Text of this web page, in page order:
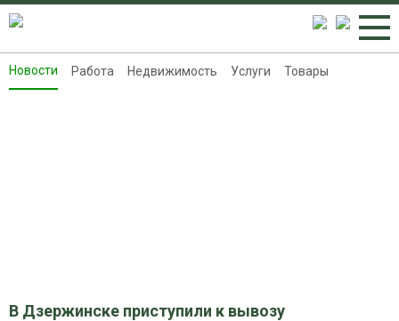
Новости
Новости Работа Недвижимость Услуги Товары
В Дзержинске приступили к вывозу